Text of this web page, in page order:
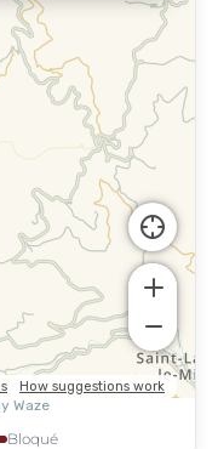
Bloqué